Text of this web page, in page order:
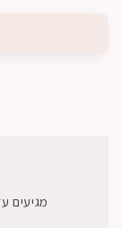
מגיעים